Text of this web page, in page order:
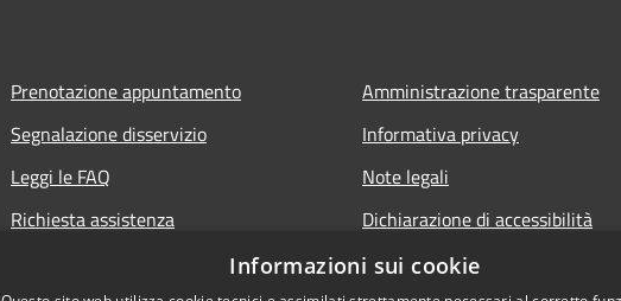
Prenotazione appuntamento
Segnalazione disservizio
Leggi le FAQ
Richiesta assistenza
Amministrazione trasparente
Informativa privacy
Note legali
Dichiarazione di accessibilità
Piano di miglioramento del sito
Informazioni sui cookie